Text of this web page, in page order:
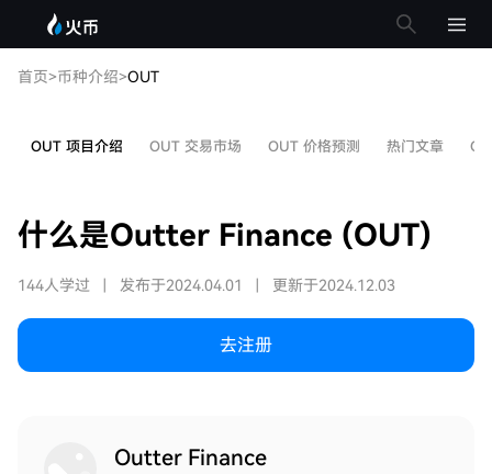
首页>币种介绍>OUT
OUT 项目介绍 OUT 交易市场 OUT 价格预测 热门文章
什么是Outter Finance (OUT)
144人学过 发布于2024.04.01 更新于2024.12.03
去注册
Outter Finance